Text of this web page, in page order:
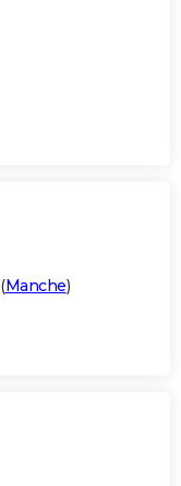
(Manche)